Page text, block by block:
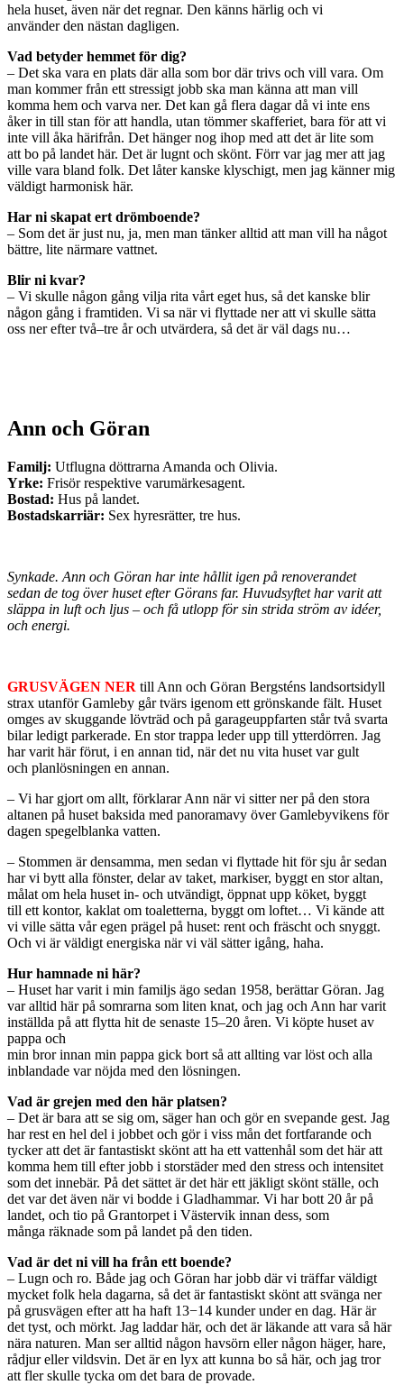
hela huset, även när det regnar. Den känns härlig och vi
använder den nästan dagligen.
Vad betyder hemmet för dig?
– Det ska vara en plats där alla som bor där trivs och vill vara. Om
man kommer från ett stressigt jobb ska man känna att man vill
komma hem och varva ner. Det kan gå flera dagar då vi inte ens
åker in till stan för att handla, utan tömmer skafferiet, bara för att vi
inte vill åka härifrån. Det hänger nog ihop med att det är lite som
att bo på landet här. Det är lugnt och skönt. Förr var jag mer att jag
ville vara bland folk. Det låter kanske klyschigt, men jag känner mig
väldigt harmonisk här.
Har ni skapat ert drömboende?
– Som det är just nu, ja, men man tänker alltid att man vill ha något
bättre, lite närmare vattnet.
Blir ni kvar?
– Vi skulle någon gång vilja rita vårt eget hus, så det kanske blir
någon gång i framtiden. Vi sa när vi flyttade ner att vi skulle sätta
oss ner efter två–tre år och utvärdera, så det är väl dags nu…
Ann och Göran
Familj: Utflugna döttrarna Amanda och Olivia.
Yrke: Frisör respektive varumärkesagent.
Bostad: Hus på landet.
Bostadskarriär: Sex hyresrätter, tre hus.
Synkade. Ann och Göran har inte hållit igen på renoverandet
sedan de tog över huset efter Görans far. Huvudsyftet har varit att
släppa in luft och ljus – och få utlopp för sin strida ström av idéer,
och energi.
GRUSVÄGEN NER till Ann och Göran Bergsténs landsortsidyll
strax utanför Gamleby går tvärs igenom ett grönskande fält. Huset
omges av skuggande lövträd och på garageuppfarten står två svarta
bilar ledigt parkerade. En stor trappa leder upp till ytterdörren. Jag
har varit här förut, i en annan tid, när det nu vita huset var gult
och planlösningen en annan.
– Vi har gjort om allt, förklarar Ann när vi sitter ner på den stora
altanen på huset baksida med panoramavy över Gamlebyvikens för
dagen spegelblanka vatten.
– Stommen är densamma, men sedan vi flyttade hit för sju år sedan
har vi bytt alla fönster, delar av taket, markiser, byggt en stor altan,
målat om hela huset in- och utvändigt, öppnat upp köket, byggt
till ett kontor, kaklat om toaletterna, byggt om loftet… Vi kände att
vi ville sätta vår egen prägel på huset: rent och fräscht och snyggt.
Och vi är väldigt energiska när vi väl sätter igång, haha.
Hur hamnade ni här?
– Huset har varit i min familjs ägo sedan 1958, berättar Göran. Jag
var alltid här på somrarna som liten knat, och jag och Ann har varit
inställda på att flytta hit de senaste 15–20 åren. Vi köpte huset av
pappa och
min bror innan min pappa gick bort så att allting var löst och alla
inblandade var nöjda med den lösningen.
Vad är grejen med den här platsen?
– Det är bara att se sig om, säger han och gör en svepande gest. Jag
har rest en hel del i jobbet och gör i viss mån det fortfarande och
tycker att det är fantastiskt skönt att ha ett vattenhål som det här att
komma hem till efter jobb i storstäder med den stress och intensitet
som det innebär. På det sättet är det här ett jäkligt skönt ställe, och
det var det även när vi bodde i Gladhammar. Vi har bott 20 år på
landet, och tio på Grantorpet i Västervik innan dess, som
många räknade som på landet på den tiden.
Vad är det ni vill ha från ett boende?
– Lugn och ro. Både jag och Göran har jobb där vi träffar väldigt
mycket folk hela dagarna, så det är fantastiskt skönt att svänga ner
på grusvägen efter att ha haft 13−14 kunder under en dag. Här är
det tyst, och mörkt. Jag laddar här, och det är läkande att vara så här
nära naturen. Man ser alltid någon havsörn eller någon häger, hare,
rådjur eller vildsvin. Det är en lyx att kunna bo så här, och jag tror
att fler skulle tycka om det bara de provade.